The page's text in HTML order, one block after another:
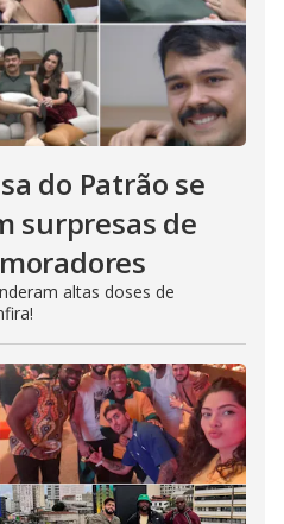
do Patrão se
surpresas de
altas doses de